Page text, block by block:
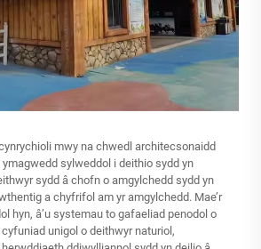
mwy na chwedl architecsonaidd
ymagwedd sylweddol i deithio sydd yn
sydd â chofn o amgylchedd sydd yn
a chyfrifol am yr amgylchedd. Mae’r
hyn, â’u systemau to gafaeliad penodol o
unigol o deithwyr naturiol,